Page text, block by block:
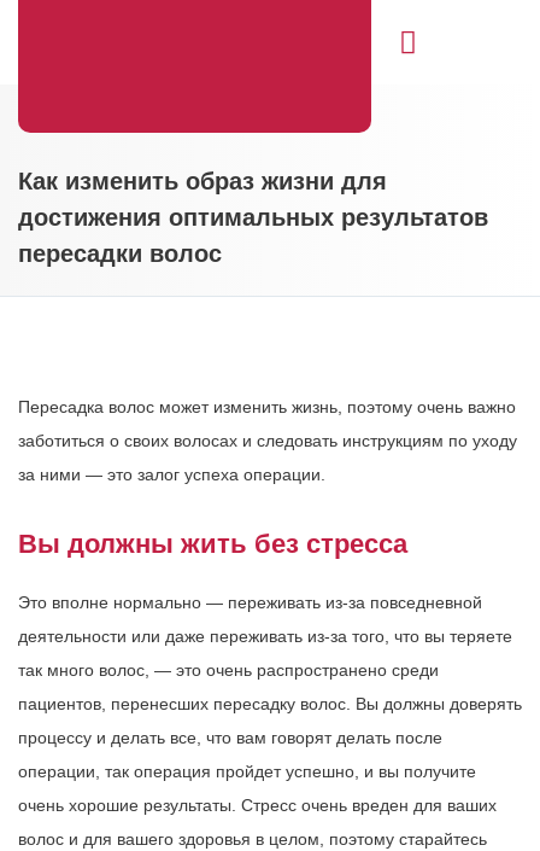
Как изменить образ жизни для
достижения оптимальных результатов
пересадки волос
Пересадка волос может изменить жизнь, поэтому очень важно
заботиться о своих волосах и следовать инструкциям по уходу
за ними — это залог успеха операции.
Вы должны жить без стресса
Это вполне нормально — переживать из-за повседневной
деятельности или даже переживать из-за того, что вы теряете
так много волос, — это очень распространено среди
пациентов, перенесших пересадку волос. Вы должны доверять
процессу и делать все, что вам говорят делать после
операции, так операция пройдет успешно, и вы получите
очень хорошие результаты. Стресс очень вреден для ваших
волос и для вашего здоровья в целом, поэтому старайтесь